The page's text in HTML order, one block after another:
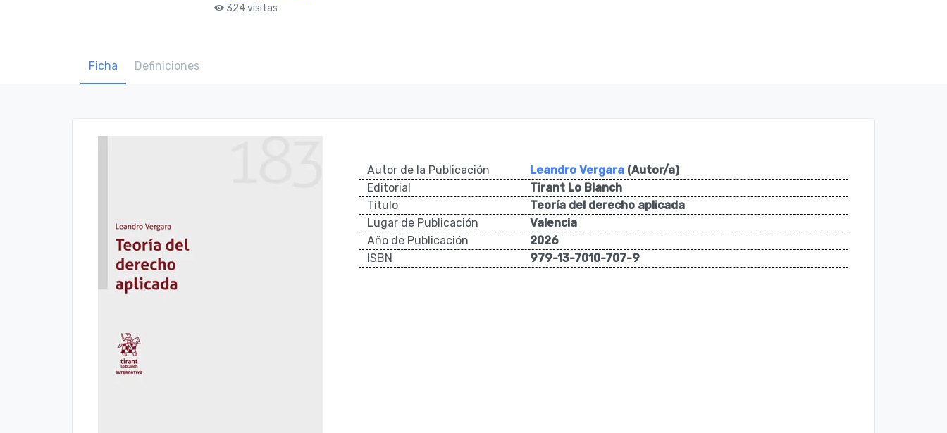
324 visitas
Ficha Definiciones
Autor de la Publicación Leandro Vergara (Autor/a)
Editorial
Tirant Lo Blanch
Título
Teoría del derecho aplicada
Lugar de Publicación
Valencia
Año de Publicación
2026
ISBN
979-13-7010-707-9